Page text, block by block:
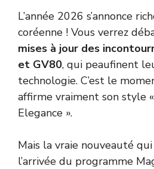
L’année 2026 s’annonce
coréenne ! Vous verrez
mises à jour des
et GV80, qui peaufinent
technologie. C’est le
affirme vraiment son style
Elegance ».
Mais la vraie nouveauté
l’arrivée du programme